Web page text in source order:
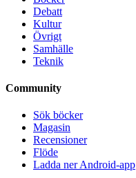
Debatt
Kultur
Övrigt
Samhälle
Teknik
Community
Sök böcker
Magasin
Recensioner
Flöde
Ladda ner Android-app